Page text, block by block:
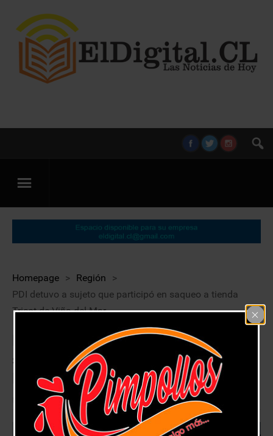
Homepage > Región
>
PDI detuvo a sujeto que participó en saqueo a tienda
Tricot de Viña del Mar
PDI detuvo a sujeto que participó en
saqueo a tienda Tricot de Viña del
Mar
6 noviembre, 2019 Región